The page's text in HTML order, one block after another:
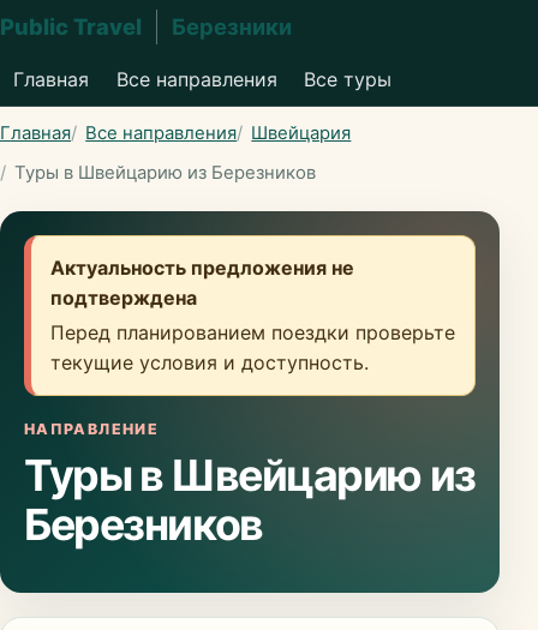
Public Travel Березники
Главная Все направления Все туры
Главная Все направления
Швейцария
Туры в Швейцарию из Березников
Актуальность предложения не
подтверждена
Перед планированием поездки проверьте
текущие условия и доступность.
НАПРАВЛЕНИЕ
Туры в Швейцарию из
Березников